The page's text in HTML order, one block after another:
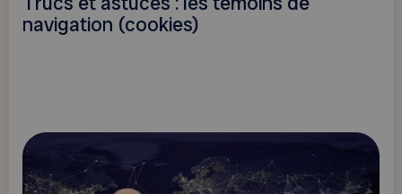
navigation (cookies)